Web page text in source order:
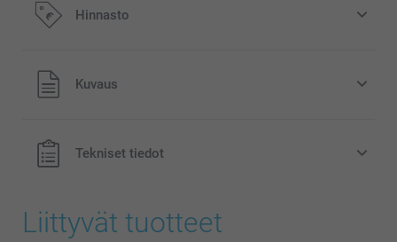
Hinnasto
Kaikki hinnat ovat euroina, sisältävät arvonlisäveron ja
eivät sisällä postikuluja.
Kuvaus
Tekniset tiedot
Liittyvät tuotteet